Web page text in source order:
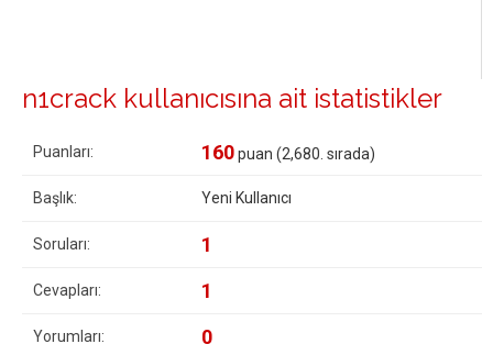
n1crack kullanıcısına ait istatistikler
Puanları: 160puan (2,680 . sırada)
Başlık: Yeni Kullanıcı
Soruları: 1
Cevapları: 1
Yorumları: 0